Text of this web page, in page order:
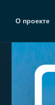
О проекте